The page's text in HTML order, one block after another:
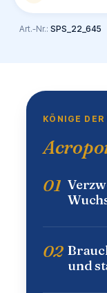
Art.-Nr.: SPS_22_645
KÖNIGE DER
01
02
und